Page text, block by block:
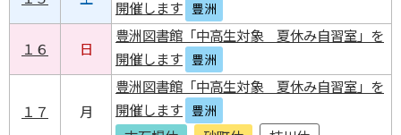
開催します 豊洲
１６ 日
豊洲図書館「中高生対象 夏休み自習室」を
開催します 豊洲
１７ 月
豊洲図書館「中高生対象 夏休み自習室」を
開催します 豊洲